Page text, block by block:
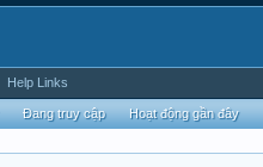
Đang truy cập Hoạt động gần đây
Help Links